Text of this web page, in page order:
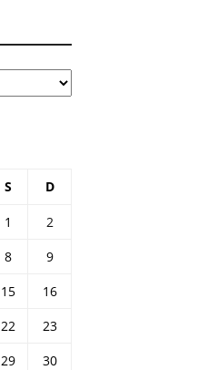
S D
1
2
8
9
15
16
22
23
29
30